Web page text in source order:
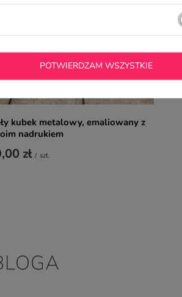
kubek metalowy, emaliowany z
nadrukiem
zł / szt.
POTWIERDZAM WSZYSTKIE